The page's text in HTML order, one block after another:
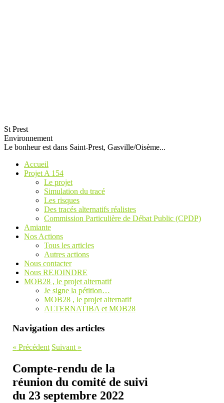
St Prest
Environnement
Le bonheur est dans Saint-Prest, Gasville/Oisème...
Accueil
Projet A 154
Le projet
Simulation du tracé
Les risques
Des tracés alternatifs réalistes
Commission Particulière de Débat Public (CPDP)
Amiante
Nos Actions
Tous les articles
Autres actions
Nous contacter
Nous REJOINDRE
MOB28 , le projet alternatif
Je signe la pétition…
MOB28 , le projet alternatif
ALTERNATIBA et MOB28
Navigation des articles
« Précédent Suivant »
Compte-rendu de la
réunion du comité de suivi
du 23 septembre 2022